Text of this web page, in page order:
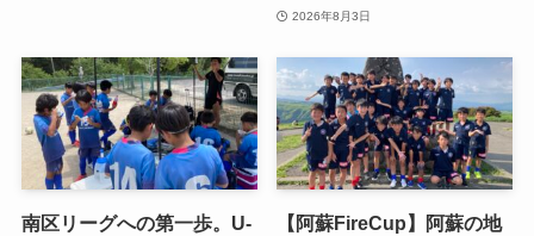
2026年8月3日
南区リーグへの第一歩。U-
【阿蘇FireCup】阿蘇の地